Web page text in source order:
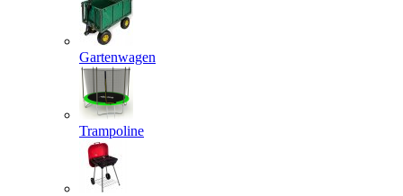
Gartenwagen
Trampoline